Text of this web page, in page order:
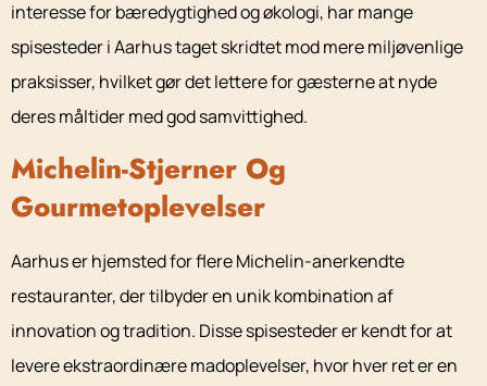
interesse for bæredygtighed og økologi, har mange
spisesteder i Aarhus taget skridtet mod mere miljøvenlige
praksisser, hvilket gør det lettere for gæsterne at nyde
deres måltider med god samvittighed.
Michelin-Stjerner Og
Gourmetoplevelser
Aarhus er hjemsted for flere Michelin-anerkendte
restauranter, der tilbyder en unik kombination af
innovation og tradition. Disse spisesteder er kendt for at
levere ekstraordinære madoplevelser, hvor hver ret er en